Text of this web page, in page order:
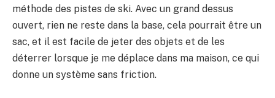
méthode des pistes de ski. Avec un grand dessus
ouvert, rien ne reste dans la base, cela pourrait être un
sac, et il est facile de jeter des objets et de les
déterrer lorsque je me déplace dans ma maison, ce qui
donne un système sans friction.